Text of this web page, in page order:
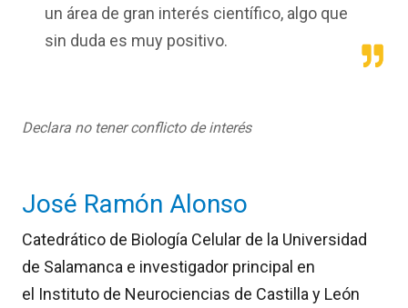
un área de gran interés científico, algo que
sin duda es muy positivo.
Declara no tener conflicto de interés
José Ramón Alonso
Catedrático de Biología Celular de la Universidad
de Salamanca e investigador principal en
el Instituto de Neurociencias de Castilla y León